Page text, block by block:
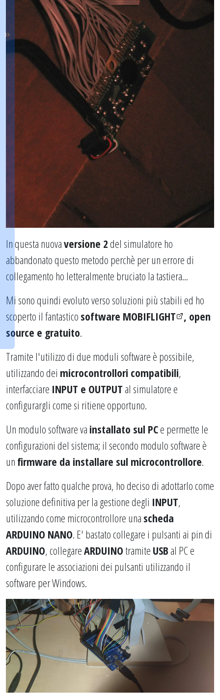
In questa nuovaversione 2del simulatore ho
abbandonato questo metodo perchè per un errore di
collegamento ho letteralmente bruciato la tastiera...
Mi sono quindi evoluto verso soluzioni più stabili ed ho
scoperto il fantastico software MOBIFLIGHT , open
source e gratuito.
Tramite l'utilizzo di due moduli software è possibile,
utilizzando dei microcontrollori compatibili,
interfacciare INPUT e OUTPUT al simulatore e
configurargli come si ritiene opportuno.
Un modulo software va installato sul PCe permette le
configurazioni del sistema; il secondo modulo software è
un firmware da installare sul microcontrollore.
Dopo aver fatto qualche prova, ho deciso di adottarlo come
soluzione definitiva per la gestione degli INPUT,
utilizzando come microcontrollore una scheda
ARDUINO NANO. E' bastato collegare i pulsanti ai pin di
ARDUINO, collegareARDUINOtramite USB al PC e
configurare le associazioni dei pulsanti utilizzando il
software per Windows.